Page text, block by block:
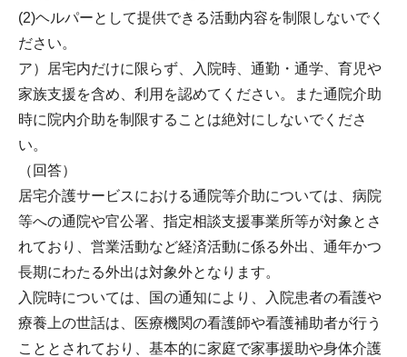
(2)ヘルパーとして提供できる活動内容を制限しないでく
ださい。
ア）居宅内だけに限らず、入院時、通勤・通学、育児や
家族支援を含め、利用を認めてください。また通院介助
時に院内介助を制限することは絶対にしないでくださ
い。
（回答）
居宅介護サービスにおける通院等介助については、病院
等への通院や官公署、指定相談支援事業所等が対象とさ
れており、営業活動など経済活動に係る外出、通年かつ
長期にわたる外出は対象外となります。
入院時については、国の通知により、入院患者の看護や
療養上の世話は、医療機関の看護師や看護補助者が行う
こととされており、基本的に家庭で家事援助や身体介護